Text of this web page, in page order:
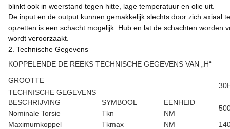
blinkt ook in weerstand tegen hitte, lage temperatuur en olie uit.
De input en de output kunnen gemakkelijk slechts door zich axiaal
opzetten is een schacht mogelijk. Hub en lat de schachten
wordt veroorzaakt.
2. Technische Gegevens
KOPPELENDE DE REEKS TECHNISCHE GEGEVENS VAN „H“
GROOTTE
TECHNISCHE GEGEVENS
BESCHRIJVING
SYMBOOL EENHEID
Nominale Torsie Tkn
NM
Maximumkoppel
Tkmax NM